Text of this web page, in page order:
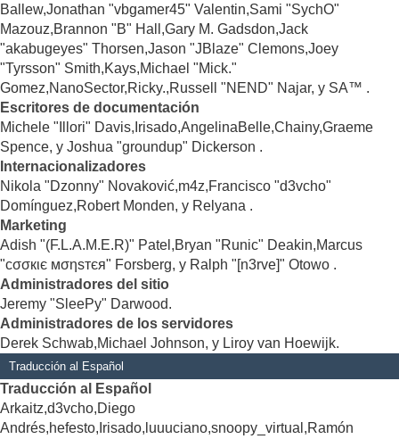
Ballew,Jonathan "vbgamer45" Valentin,Sami "SychO"
Mazouz,Brannon "B" Hall,Gary M. Gadsdon,Jack
"akabugeyes" Thorsen,Jason "JBlaze" Clemons,Joey
"Tyrsson" Smith,Kays,Michael "Mick."
Gomez,NanoSector,Ricky.,Russell "NEND" Najar, y SA™ .
Escritores de documentación
Michele "Illori" Davis,Irisado,AngelinaBelle,Chainy,Graeme
Spence, y Joshua "groundup" Dickerson .
Internacionalizadores
Nikola "Dzonny" Novaković,m4z,Francisco "d3vcho"
Domínguez,Robert Monden, y Relyana .
Marketing
Adish "(F.L.A.M.E.R)" Patel,Bryan "Runic" Deakin,Marcus
"cσσкιє мσηѕтєя" Forsberg, y Ralph "[n3rve]" Otowo .
Administradores del sitio
Jeremy "SleePy" Darwood.
Administradores de los servidores
Derek Schwab,Michael Johnson, y Liroy van Hoewijk.
Traducción al Español
Traducción al Español
Arkaitz,d3vcho,Diego
Andrés,hefesto,Irisado,luuuciano,snoopy_virtual,Ramón